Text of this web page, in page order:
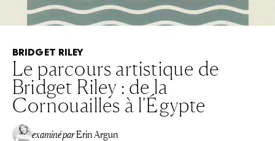
BRIDGET RILEY
Le parcours artistique de
Bridget Riley : de la
Cornouailles à l'Égypte
examiné par Erin Argun